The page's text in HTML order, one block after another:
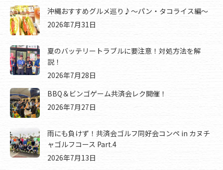
沖縄おすすめグルメ巡り♪～パン・タコライス編～
2026年7月31日
夏のバッテリートラブルに要注意！対処方法を解
説！
2026年7月28日
BBQ＆ビンゴゲーム共済会レク開催！
2026年7月27日
雨にも負けず！共済会ゴルフ同好会コンペ in カヌチ
ャゴルフコース Part.4
2026年7月13日